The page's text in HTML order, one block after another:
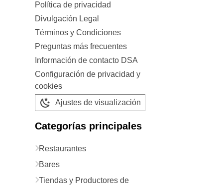
Política de privacidad
Divulgación Legal
Términos y Condiciones
Preguntas más frecuentes
Información de contacto DSA
Configuración de privacidad y
cookies
Ajustes de visualización
Categorías principales
Restaurantes
Bares
Tiendas y Productores de